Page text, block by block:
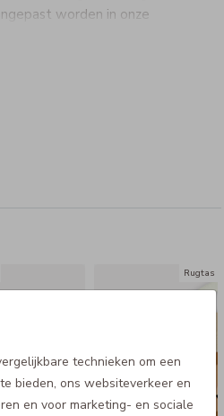
technieken om een
bieden, ons websiteverkeer en
en voor marketing- en sociale
worden in onze
x 15 cm (hxbxd)
(2,5 cm breed)
Rugtas